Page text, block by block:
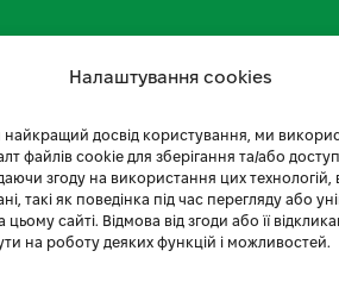
Налаштування cookies
досвід користування, ми
файлів cookie для зберігання та/або
згоду на використання цих технологій,
такі як поведінка під час перегляду або
цьому сайті. Відмова від згоди або її
на роботу деяких функцій і можливостей.